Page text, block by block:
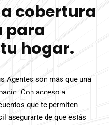
cobertura
para
hogar.
Agentes son más que una
Con acceso a
que te permiten
asegurarte de que estás